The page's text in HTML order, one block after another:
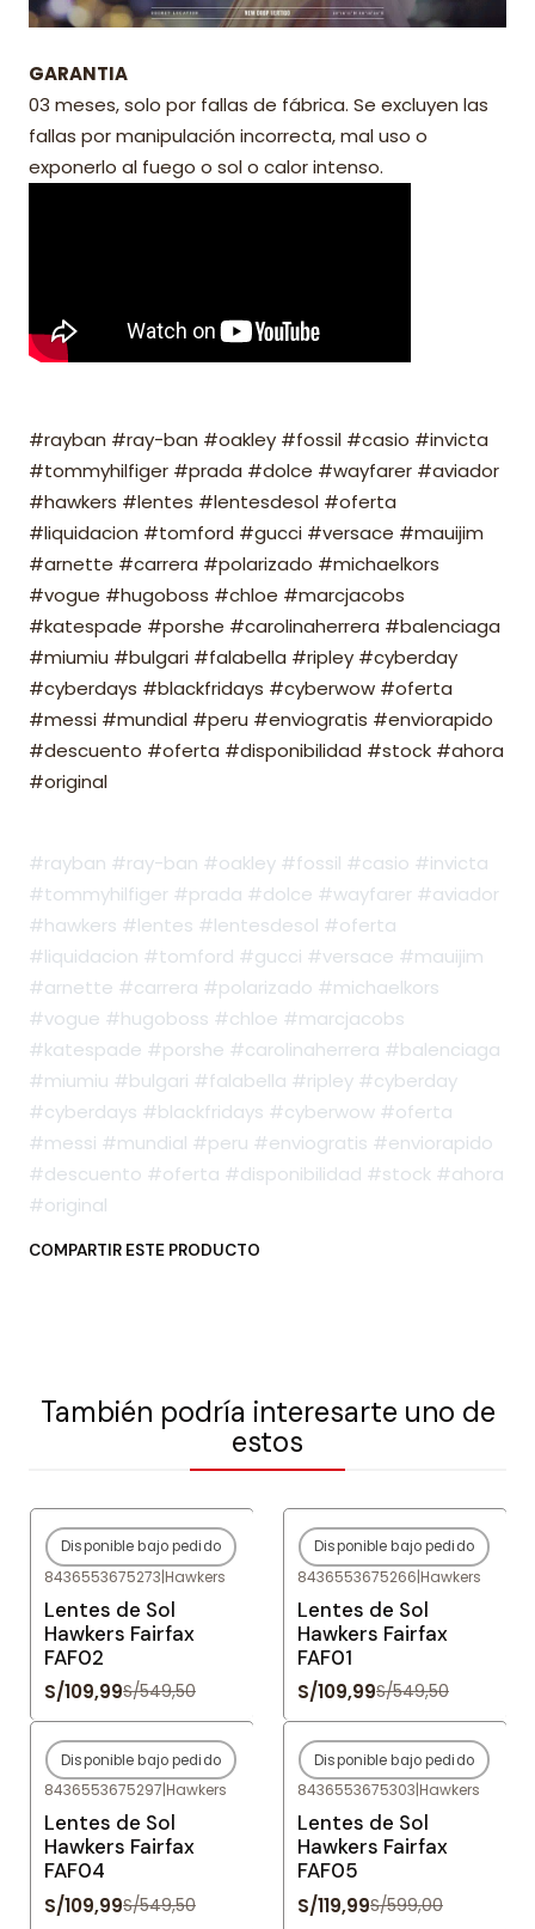
GARANTIA
03 meses, solo por fallas de fábrica. Se excluyen las
fallas por manipulación incorrecta, mal uso o
exponerlo al fuego o sol o calor intenso.
#rayban #ray-ban #oakley #fossil #casio #invicta
#tommyhilfiger #prada #dolce #wayfarer #aviador
#hawkers #lentes #lentesdesol #oferta
#liquidacion #tomford #gucci #versace #mauijim
#arnette #carrera #polarizado #michaelkors
#vogue #hugoboss #chloe #marcjacobs
#katespade #porshe #carolinaherrera #balenciaga
#miumiu #bulgari #falabella #ripley #cyberday
#cyberdays #blackfridays #cyberwow #oferta
#messi #mundial #peru #enviogratis #enviorapido
#descuento #oferta #disponibilidad #stock #ahora
#original
#rayban #ray-ban #oakley #fossil #casio #invicta
#tommyhilfiger #prada #dolce #wayfarer #aviador
#hawkers #lentes #lentesdesol #oferta
#liquidacion #tomford #gucci #versace #mauijim
#arnette #carrera #polarizado #michaelkors
#vogue #hugoboss #chloe #marcjacobs
#katespade #porshe #carolinaherrera #balenciaga
#miumiu #bulgari #falabella #ripley #cyberday
#cyberdays #blackfridays #cyberwow #oferta
#messi #mundial #peru #enviogratis #enviorapido
#descuento #oferta #disponibilidad #stock #ahora
#original
COMPARTIR ESTE PRODUCTO
También podría interesarte uno de
estos
-80%OFF
Agotado
Disponible bajo pedido
8436553675273|Hawkers
Lentes de Sol
Hawkers Fairfax
FAF02
S/109,99S/549,50
-80%OFF
Agotado
Disponible bajo pedido
8436553675266|Hawkers
Lentes de Sol
Hawkers Fairfax
FAF01
S/109,99S/549,50
-80%OFF
Agotado
Disponible bajo pedido
8436553675297|Hawkers
Lentes de Sol
Hawkers Fairfax
FAF04
S/109,99S/549,50
-80%OFF
Agotado
Disponible bajo pedido
8436553675303|Hawkers
Lentes de Sol
Hawkers Fairfax
FAF05
S/119,99S/599,00